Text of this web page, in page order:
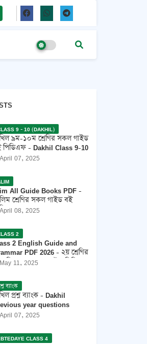
9 - 10 (DAKHIL)
৯ম-১০ম শ্রেণির সকল গাইড
পিডিএফ - Dakhil Class 9-10
Guide Books Pdf 2026 -
April 07, 2025
All Guide Books PDF -
শ্রেণির সকল গাইড বই
2026
April 08, 2025
2
2 English Guide and
PDF 2026 - ২য় শ্রেণির
গ্রামার এবং গাইড পিডিএফ
May 11, 2025
ব্যাংক
প্রশ্ন ব্যাংক - Dakhil
year questions
April 07, 2025
CLASS 4